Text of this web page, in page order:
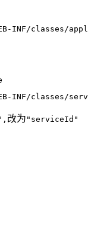
INF/classes/
classes/
改为 "serviceId"